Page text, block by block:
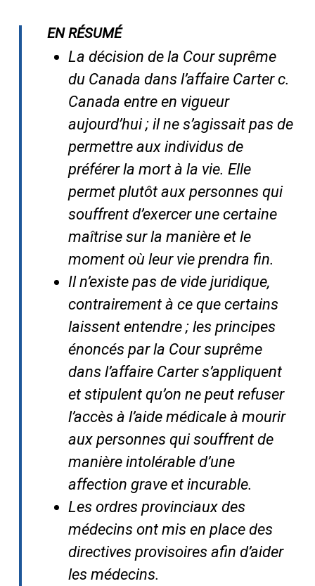
EN RÉSUMÉ
La décision de la Cour suprême
du Canada dans l’affaire Carter c.
Canada entre en vigueur
aujourd’hui ; il ne s’agissait pas de
permettre aux individus de
préférer la mort à la vie. Elle
permet plutôt aux personnes qui
souffrent d’exercer une certaine
maîtrise sur la manière et le
moment où leur vie prendra fin.
Il n’existe pas de vide juridique,
contrairement à ce que certains
laissent entendre ; les principes
énoncés par la Cour suprême
dans l’affaire Carter s’appliquent
et stipulent qu’on ne peut refuser
l’accès à l’aide médicale à mourir
aux personnes qui souffrent de
manière intolérable d’une
affection grave et incurable.
Les ordres provinciaux des
médecins ont mis en place des
directives provisoires afin d’aider
les médecins.